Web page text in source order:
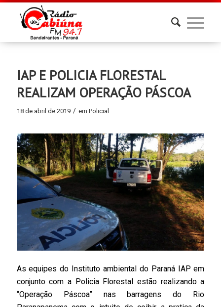
IAP E POLICIA FLORESTAL
REALIZAM OPERAÇÃO PÁSCOA
18 de abril de 2019 / em Policial
As equipes do Instituto ambiental do Paraná IAP em
conjunto com a Policia Florestal estão realizando a
“Operação Páscoa” nas barragens do Rio